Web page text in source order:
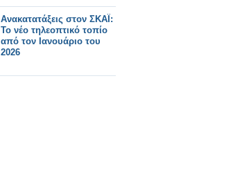
Ανακατατάξεις στον ΣΚΑΪ:
Το νέο τηλεοπτικό τοπίο
από τον Ιανουάριο του
2026